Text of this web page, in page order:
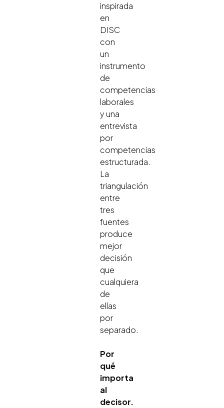
inspirada
en
DISC
con
un
instrumento
de
competencias
laborales
y una
entrevista
por
competencias
estructurada.
La
triangulación
entre
tres
fuentes
produce
mejor
decisión
que
cualquiera
de
ellas
por
separado.
Por
qué
importa
al
decisor.